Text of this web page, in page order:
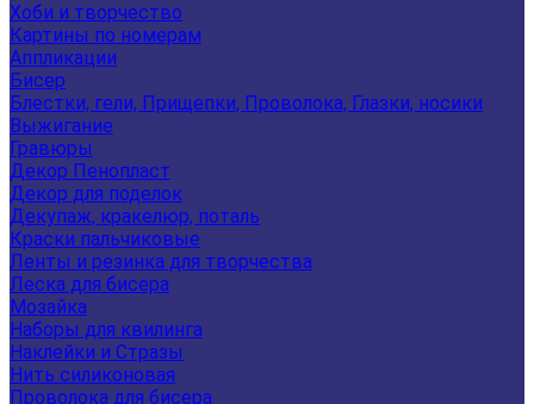
Хоби и творчество
Картины по номерам
Аппликации
Бисер
Блестки, гели, Прищепки, Проволока, Глазки, носики
Выжигание
Гравюры
Декор Пенопласт
Декор для поделок
Декупаж, кракелюр, поталь
Краски пальчиковые
Ленты и резинка для творчества
Леска для бисера
Мозайка
Наборы для квилинга
Наклейки и Стразы
Нить силиконовая
Проволока для бисера